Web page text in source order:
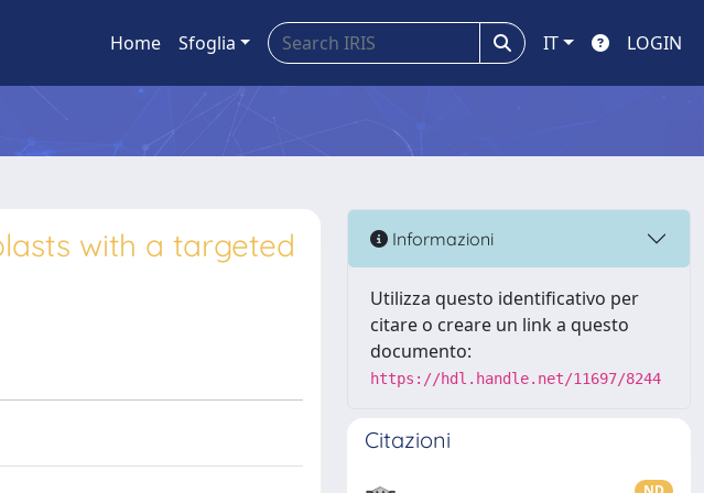
Home Sfoglia IT LOGIN
with a targeted
Informazioni
Utilizza questo identificativo per
citare o creare un link a questo
documento:
https://hdl.handle.net/11697/8244
Citazioni